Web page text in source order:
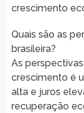
crescimento
Quais são as
brasileira?
As
crescimento é
alta e juros
recuperação